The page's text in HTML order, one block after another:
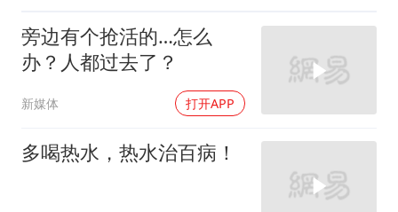
旁边有个抢活的…怎么
办？人都过去了？
新媒体 打开APP
多喝热水，热水治百病！